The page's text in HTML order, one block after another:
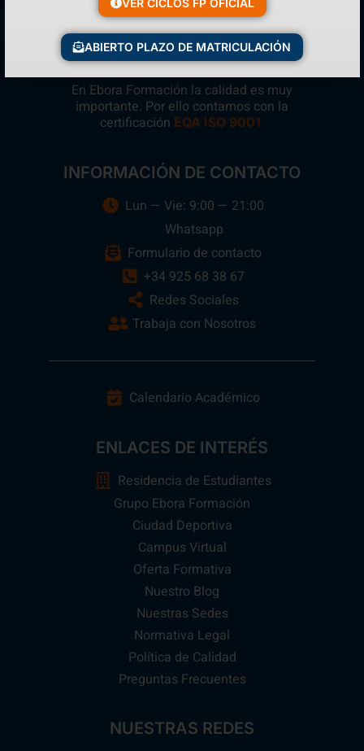
En Ebora Formación la calidad es muy
importante. Por ello contamos con la
certificación EQA ISO 9001
INFORMACIÓN DE CONTACTO
Lun — Vie: 9:00 — 21:00
Whatsapp
Formulario de contacto
+34 925 68 38 67
Redes Sociales
Trabaja con Nosotros
Calendario Académico
ENLACES DE INTERÉS
Residencia de Estudiantes
Grupo Ebora Formación
Ciudad Deportiva
Campus Virtual
Oferta Formativa
Nuestro Blog
Nuestras Sedes
Normativa Legal
Política de Calidad
Preguntas Frecuentes
NUESTRAS REDES
VER CICLOS FP OFICIAL
ABIERTO PLAZO DE MATRICULACIÓN